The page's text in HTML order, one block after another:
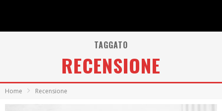
TAGGATO
RECENSIONE
Home Recensione